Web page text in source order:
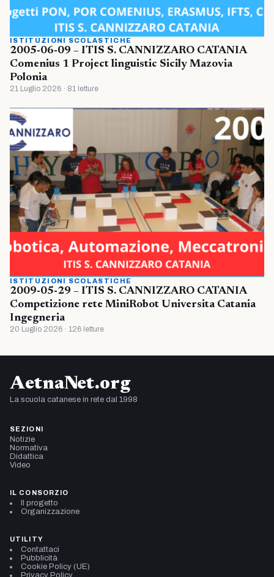
ISTITUZIONI SCOLASTICHE
2005-06-09 – ITIS S. CANNIZZARO CATANIA
Comenius 1 Project linguistic Sicily Mazovia
Polonia
21 Luglio 2026 · 81 letture
ISTITUZIONI SCOLASTICHE
2009-05-29 – ITIS S. CANNIZZARO CATANIA
Competizione rete MiniRobot Universita Catania
Ingegneria
20 Luglio 2026 · 126 letture
AetnaNet.org
La scuola catanese in rete dal 1998
SEZIONI
Notizie
Normativa
Didattica
Video
IL CONSORZIO
Il progetto
Organizzazione
UTILITY
Contattaci
Pubblicità
Cookie Policy (UE)